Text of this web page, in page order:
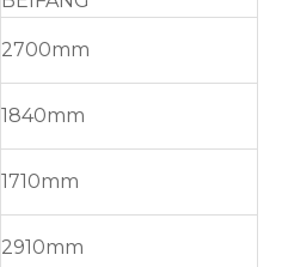
2700mm
1840mm
1710mm
2910mm